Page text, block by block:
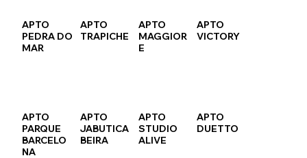
APTO
PEDRA DO
MAR
APTO
TRAPICHE
APTO
MAGGIOR
E
APTO
VICTORY
APTO
PARQUE
BARCELO
NA
APTO
JABUTICA
BEIRA
APTO
STUDIO
ALIVE
APTO
DUETTO